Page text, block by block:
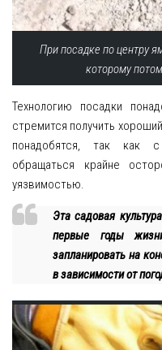
При посадке по центру
которому
Технологию посадки
стремится получить
понадобятся, так как
обращаться крайне
уязвимостью.
Эта садовая
первые годы
запланировать на
в зависимости от